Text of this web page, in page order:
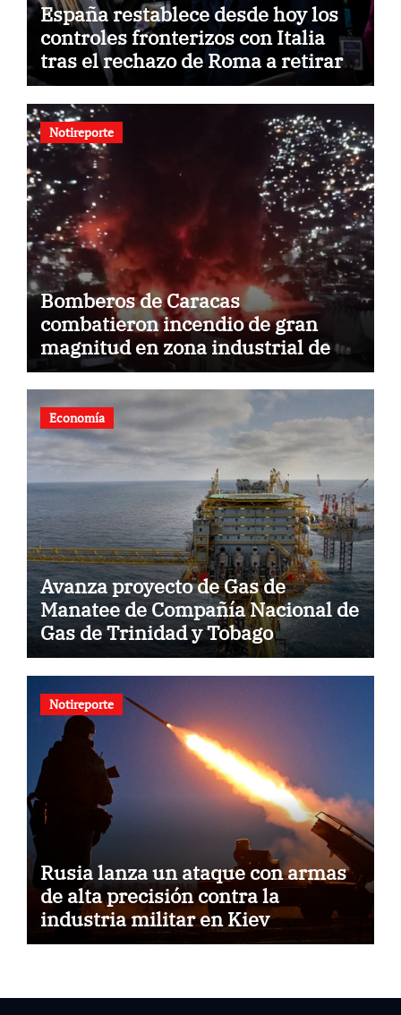
España restablece desde hoy los
controles fronterizos con Italia
tras el rechazo de Roma a retirar
las restricciones
Notireporte
Bomberos de Caracas
combatieron incendio de gran
magnitud en zona industrial de El
Llanito
Economía
Avanza proyecto de Gas de
Manatee de Compañía Nacional de
Gas de Trinidad y Tobago
Notireporte
Rusia lanza un ataque con armas
de alta precisión contra la
industria militar en Kiev